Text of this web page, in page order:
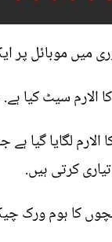
میں موبائل